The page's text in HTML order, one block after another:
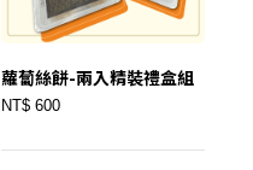
蘿蔔絲餅-兩入精裝禮盒組
NT$ 600